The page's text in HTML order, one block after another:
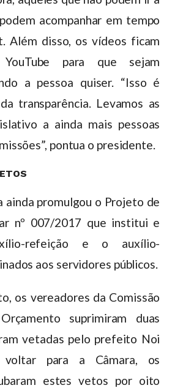
acompanhar em tempo
Além disso, os vídeos ficam
para que sejam
a pessoa quiser. “Isso é
transparência. Levamos as
a ainda mais pessoas
pontua o presidente.
ainda promulgou o Projeto de
nº 007/2017 que institui e
refeição e o auxílio-
aos servidores públicos.
os vereadores da Comissão
suprimiram duas
vetadas pelo prefeito Noi
para a Câmara, os
estes vetos por oito